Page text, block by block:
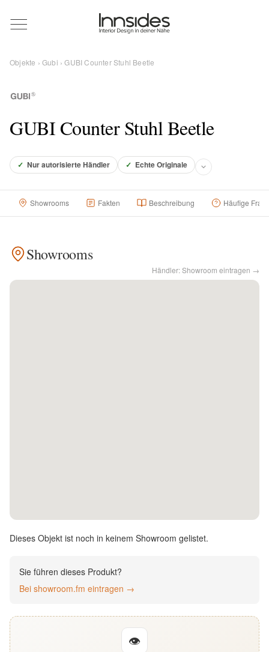
Magazin
Showrooms
Objekte
Für Händler
Deutsch
Objekte ›Gubi › GUBI Counter Stuhl Beetle
GUBI Counter Stuhl Beetle
✓ Nur autorisierte Händler ✓ Echte Originale
Showrooms Fakten Beschreibung Häufige
Showrooms
Händler: Showroom eintragen →
Dieses Objekt ist noch in keinem Showroom gelistet.
Sie führen dieses Produkt?
Bei showroom.fm eintragen →
👁